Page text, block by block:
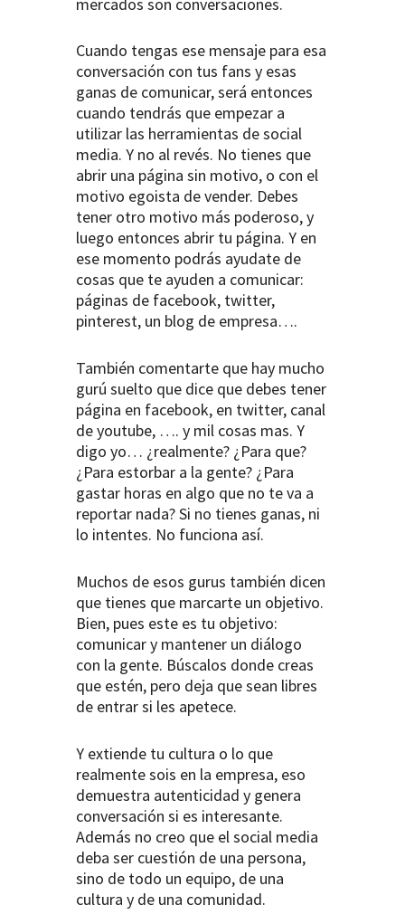
Cuando tengas ese mensaje para esa
conversación con tus fans y esas
ganas de comunicar, será entonces
cuando tendrás que empezar a
utilizar las herramientas de social
media. Y no al revés. No tienes que
abrir una página sin motivo, o con el
motivo egoista de vender. Debes
tener otro motivo más poderoso, y
luego entonces abrir tu página. Y en
ese momento podrás ayudate de
cosas que te ayuden a comunicar:
páginas de facebook, twitter,
pinterest, un blog de empresa….
También comentarte que hay mucho
gurú suelto que dice que debes tener
página en facebook, en twitter, canal
de youtube, …. y mil cosas mas. Y
digo yo… ¿realmente? ¿Para que?
¿Para estorbar a la gente? ¿Para
gastar horas en algo que no te va a
reportar nada? Si no tienes ganas, ni
lo intentes. No funciona así.
Muchos de esos gurus también dicen
que tienes que marcarte un objetivo.
Bien, pues este es tu objetivo:
comunicar y mantener un diálogo
con la gente. Búscalos donde creas
que estén, pero deja que sean libres
de entrar si les apetece.
Y extiende tu cultura o lo que
realmente sois en la empresa, eso
demuestra autenticidad y genera
conversación si es interesante.
Además no creo que el social media
deba ser cuestión de una persona,
sino de todo un equipo, de una
cultura y de una comunidad.